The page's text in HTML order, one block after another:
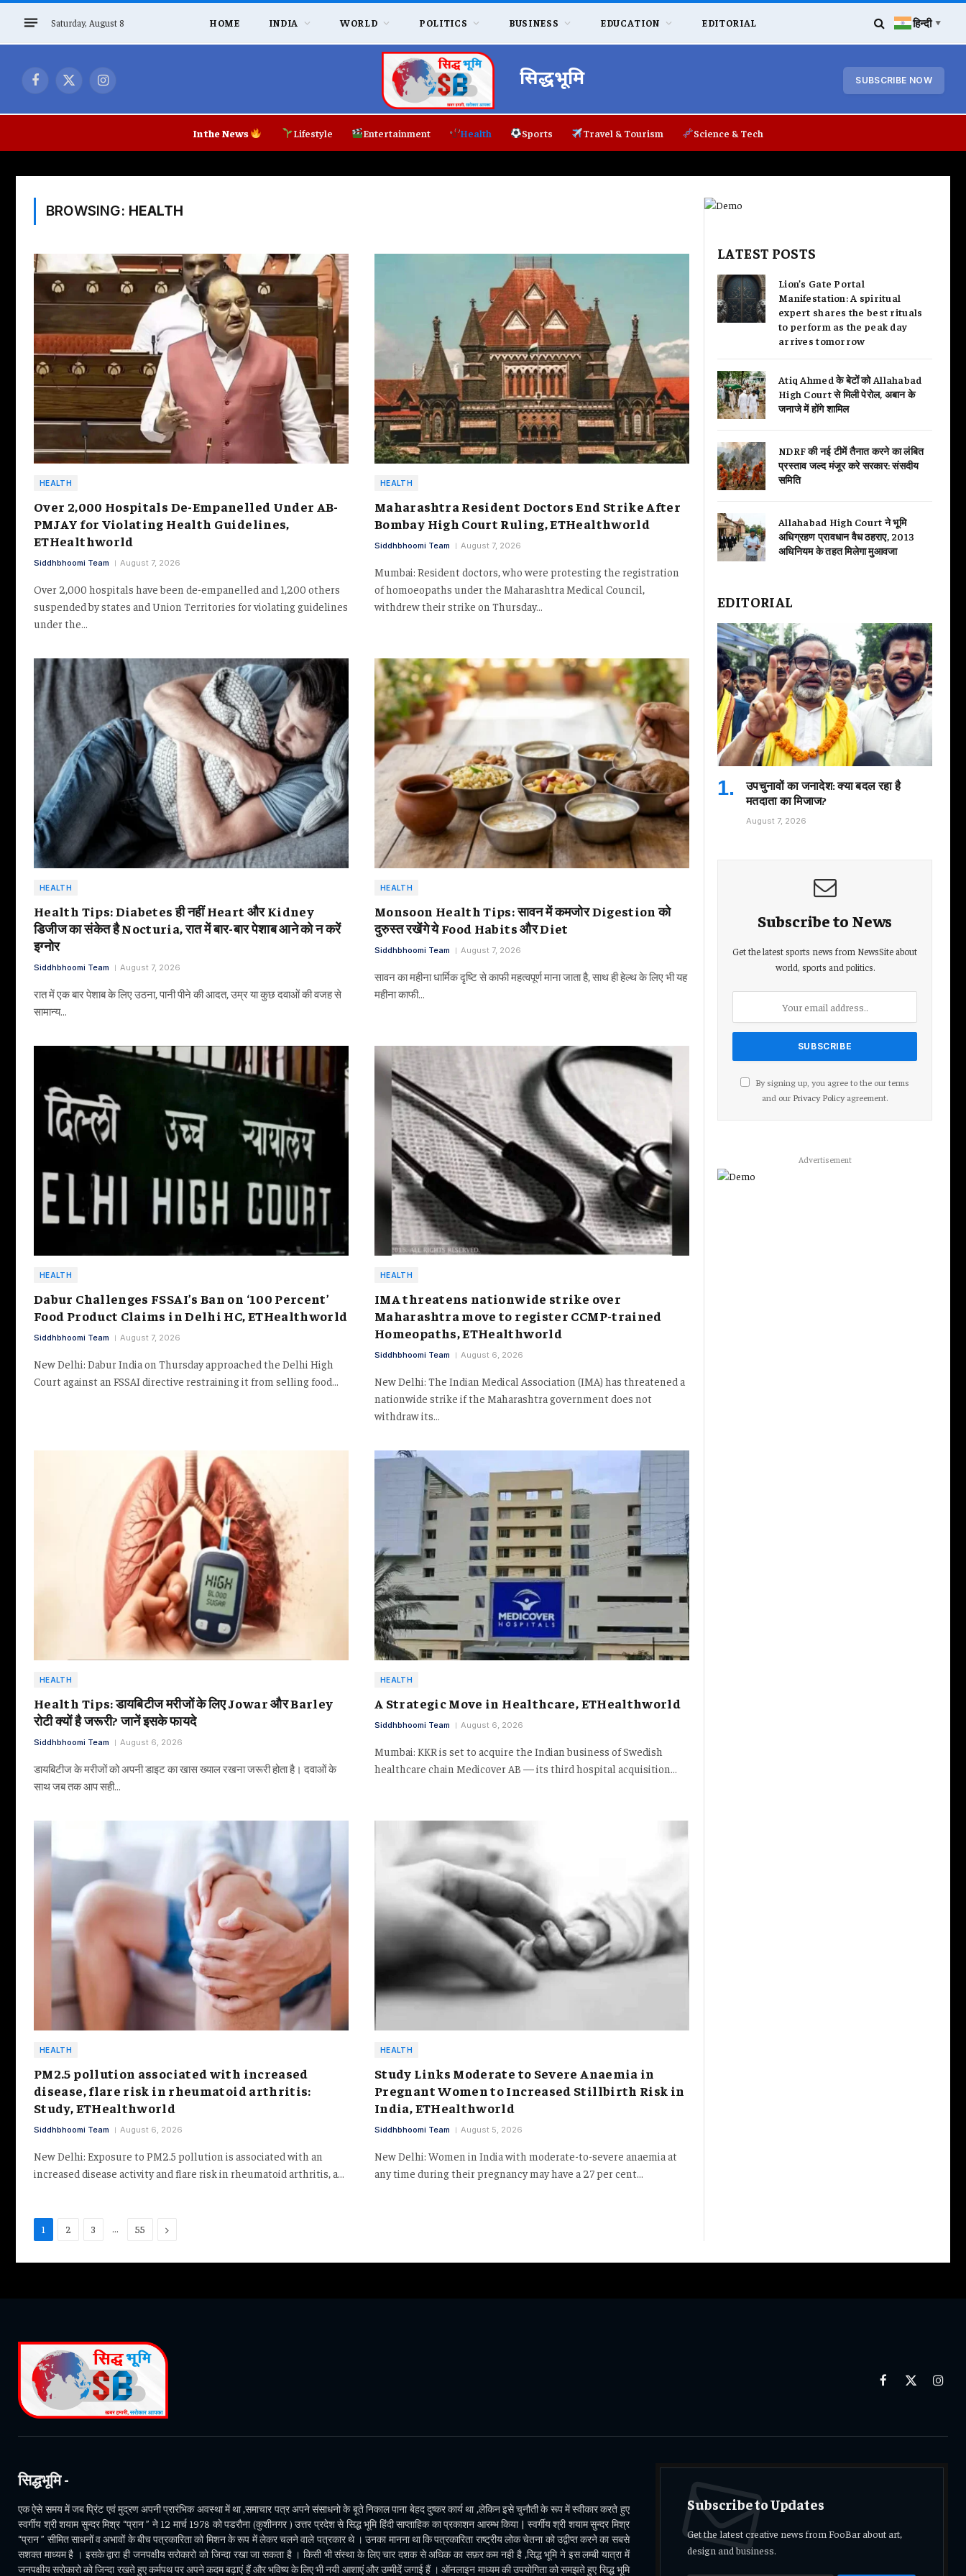
Saturday, August 8 HOME INDIA WORLD POLITICS BUSINESS EDUCATION EDITORIAL हिन्दी ▼
Facebook
X
Instagram सिद्धभूमि SUBSCRIBE NOW
In the News Lifestyle Entertainment Health Sports Travel & Tourism Science & Tech
BROWSING: HEALTH
HEALTH
Over 2,000 Hospitals De-Empanelled Under AB-
PMJAY for Violating Health Guidelines,
ETHealthworld
Siddhbhoomi Team August 7, 2026
Over 2,000 hospitals have been de-empanelled and 1,200 others
suspended by states and Union Territories for violating guidelines
under the…
HEALTH
Maharashtra Resident Doctors End Strike After
Bombay High Court Ruling, ETHealthworld
Siddhbhoomi Team August 7, 2026
Mumbai: Resident doctors, who were protesting the registration
of homoeopaths under the Maharashtra Medical Council,
withdrew their strike on Thursday…
HEALTH
Health Tips: Diabetes ही नहीं Heart और Kidney
डिजीज का संकेत है Nocturia, रात में बार-बार पेशाब आने को न करें
इग्नोर
Siddhbhoomi Team August 7, 2026
रात में एक बार पेशाब के लिए उठना, पानी पीने की आदत, उम्र या कुछ दवाओं की वजह से
सामान्य…
HEALTH
Monsoon Health Tips: सावन में कमजोर Digestion को
दुरुस्त रखेंगे ये Food Habits और Diet
Siddhbhoomi Team August 7, 2026
सावन का महीना धार्मिक दृष्टि से काफी महत्वपूर्ण माना जाता है, साथ ही हेल्थ के लिए भी यह
महीना काफी…
HEALTH
Dabur Challenges FSSAI’s Ban on ‘100 Percent’
Food Product Claims in Delhi HC, ETHealthworld
Siddhbhoomi Team August 7, 2026
New Delhi: Dabur India on Thursday approached the Delhi High
Court against an FSSAI directive restraining it from selling food…
HEALTH
IMA threatens nationwide strike over
Maharashtra move to register CCMP-trained
Homeopaths, ETHealthworld
Siddhbhoomi Team August 6, 2026
New Delhi: The Indian Medical Association (IMA) has threatened a
nationwide strike if the Maharashtra government does not
withdraw its…
HEALTH
Health Tips: डायबिटीज मरीजों के लिए Jowar और Barley
रोटी क्यों है जरूरी? जानें इसके फायदे
Siddhbhoomi Team August 6, 2026
डायबिटीज के मरीजों को अपनी डाइट का खास ख्याल रखना जरूरी होता है। दवाओं के
साथ जब तक आप सही…
HEALTH
A Strategic Move in Healthcare, ETHealthworld
Siddhbhoomi Team August 6, 2026
Mumbai: KKR is set to acquire the Indian business of Swedish
healthcare chain Medicover AB — its third hospital acquisition…
HEALTH
PM2.5 pollution associated with increased
disease, flare risk in rheumatoid arthritis:
Study, ETHealthworld
Siddhbhoomi Team August 6, 2026
New Delhi: Exposure to PM2.5 pollution is associated with an
increased disease activity and flare risk in rheumatoid arthritis, a…
HEALTH
Study Links Moderate to Severe Anaemia in
Pregnant Women to Increased Stillbirth Risk in
India, ETHealthworld
Siddhbhoomi Team August 5, 2026
New Delhi: Women in India with moderate-to-severe anaemia at
any time during their pregnancy may have a 27 per cent…
1 2 3 … 55 Next
LATEST POSTS
Lion’s Gate Portal
Manifestation: A spiritual
expert shares the best rituals
to perform as the peak day
arrives tomorrow
Atiq Ahmed के बेटों को Allahabad
High Court से मिली पेरोल, अबान के
जनाजे में होंगे शामिल
NDRF की नई टीमें तैनात करने का लंबित
प्रस्ताव जल्द मंजूर करे सरकार: संसदीय
समिति
Allahabad High Court ने भूमि
अधिग्रहण प्रावधान वैध ठहराए, 2013
अधिनियम के तहत मिलेगा मुआवजा
EDITORIAL
उपचुनावों का जनादेश: क्या बदल रहा है
मतदाता का मिजाज?
August 7, 2026
Subscribe to News
Get the latest sports news from NewsSite about
world, sports and politics.
By signing up, you agree to the our terms
and our Privacy Policyagreement.
Advertisement
Facebook
X
सिद्धभूमि -
एक ऐसे समय में जब प्रिंट एवं मुद्रण अपनी प्रारंभिक अवस्था में था ,समाचार पत्र अपने संसाधनो के बूते निकाल पाना बेहद दुष्कर कार्य था ,लेकिन इसे चुनौती के रूप में स्वीकार करते हुए
स्वर्गीय श्री शयाम सुन्दर मिश्र “प्रान ” ने 12 मार्च 1978 को पडरौना (कुशीनगर ) उत्तर प्रदेश से सिद्ध भूमि हिंदी साप्ताहिक का प्रकाशन आरम्भ किया | स्वर्गीय श्री शयाम सुन्दर मिश्र
“प्रान ” सीमित साधनों व अभावों के बीच पत्रकारिता को मिशन के रूप में लेकर चलने वाले पत्रकार थे । उनका मानना था कि पत्रकारिता राष्ट्रीय लोक चेतना को उद्वीप्त करने का सबसे
सशक्त माध्यम है । इसके द्वारा ही जनपक्षीय सरोकारो को जिन्दा रखा जा सकता है । किसी भी संस्था के लिए चार दशक से अधिक का सफ़र कम नही है ,सिद्ध भूमि ने इस लम्बी यात्रा में
जनपक्षीय सरोकारो को जिन्दा रखते हुए कर्मपथ पर अपने कदम बढ़ाएं हैं और भविष्य के लिए भी नयी आशाएं और उम्मीदें जगाई हैं । ऑनलाइन माध्यम की उपयोगिता को समझते हुए सिद्ध भूमि
Subscribe to Updates
Get the latest creative news from FooBar about art,
design and business.